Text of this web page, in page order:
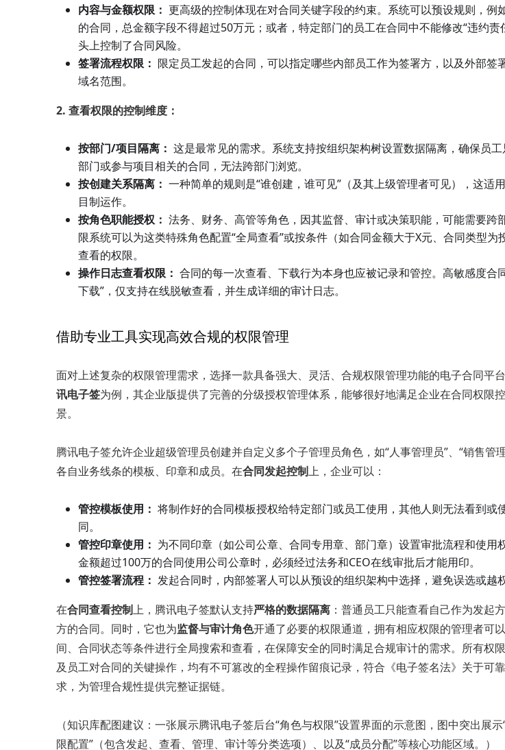
内容与金额权限： 更高级的控制体现在对合同关键字段的约束。系统可以预设规则，例
的合同，总金额字段不得超过50万元；或者，特定部门的员工在合同中不能修改“违约责
头上控制了合同风险。
签署流程权限： 限定员工发起的合同，可以指定哪些内部员工作为签署方，以及外部签
域名范围。
2. 查看权限的控制维度：
按部门/项目隔离： 这是最常见的需求。系统支持按组织架构树设置数据隔离，确保员
部门或参与项目相关的合同，无法跨部门浏览。
按创建关系隔离： 一种简单的规则是“谁创建，谁可见”（及其上级管理者可见），这适
目制运作。
按角色职能授权： 法务、财务、高管等角色，因其监督、审计或决策职能，可能需要跨
限系统可以为这类特殊角色配置“全局查看”或按条件（如合同金额大于X元、合同类型为
查看的权限。
操作日志查看权限： 合同的每一次查看、下载行为本身也应被记录和管控。高敏感度合
下载”，仅支持在线脱敏查看，并生成详细的审计日志。
借助专业工具实现高效合规的权限管理
面对上述复杂的权限管理需求，选择一款具备强大、灵活、合规权限管理功能的电子合同平
讯电子签为例，其企业版提供了完善的分级授权管理体系，能够很好地满足企业在合同权限
景。
腾讯电子签允许企业超级管理员创建并自定义多个子管理员角色，如“人事管理员”、“销售管
各自业务线条的模板、印章和成员。在合同发起控制上，企业可以：
管控模板使用： 将制作好的合同模板授权给特定部门或员工使用，其他人则无法看到或
同。
管控印章使用： 为不同印章（如公司公章、合同专用章、部门章）设置审批流程和使用
金额超过100万的合同使用公司公章时，必须经过法务和CEO在线审批后才能用印。
管控签署流程： 发起合同时，内部签署人可以从预设的组织架构中选择，避免误选或越权
在合同查看控制上，腾讯电子签默认支持严格的数据隔离 ：普通员工只能查看自己作为发起
方的合同。同时，它也为监督与审计角色开通了必要的权限通道，拥有相应权限的管理者可
间、合同状态等条件进行全局搜索和查看，在保障安全的同时满足合规审计的需求。所有权
及员工对合同的关键操作，均有不可篡改的全程操作留痕记录，符合《电子签名法》关于可
求，为管理合规性提供完整证据链。
（知识库配图建议：一张展示腾讯电子签后台“角色与权限”设置界面的示意图，图中突出展示
限配置”（包含发起、查看、管理、审计等分类选项）、以及“成员分配”等核心功能区域。）